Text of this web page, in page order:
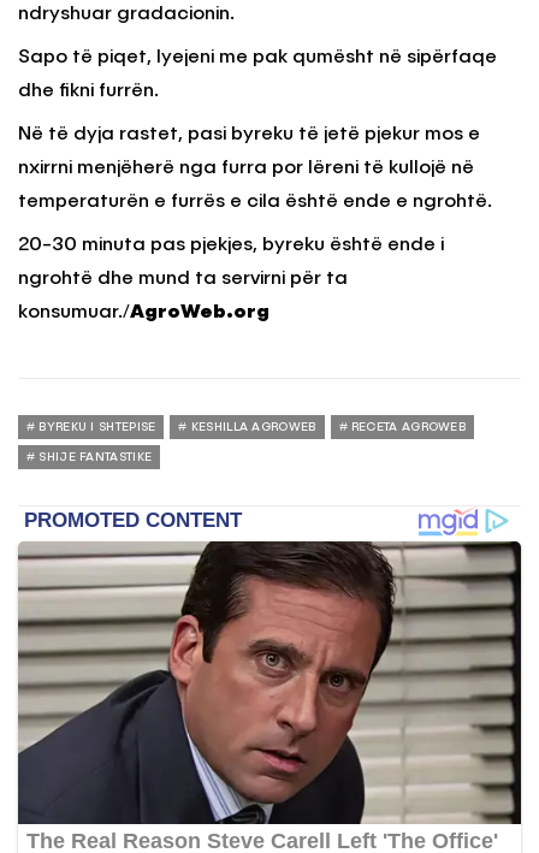
ndryshuar gradacionin.
Sapo të piqet, lyejeni me pak qumësht në sipërfaqe
dhe fikni furrën.
Në të dyja rastet, pasi byreku të jetë pjekur mos e
nxirrni menjëherë nga furra por lëreni të kullojë në
temperaturën e furrës e cila është ende e ngrohtë.
20-30 minuta pas pjekjes, byreku është ende i
ngrohtë dhe mund ta servirni për ta
konsumuar./AgroWeb.org
BYREKU I SHTEPISE KESHILLA AGROWEB RECETA AGROWEB
SHIJE FANTASTIKE